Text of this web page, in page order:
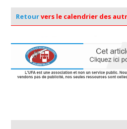
Retourvers le calendrier des